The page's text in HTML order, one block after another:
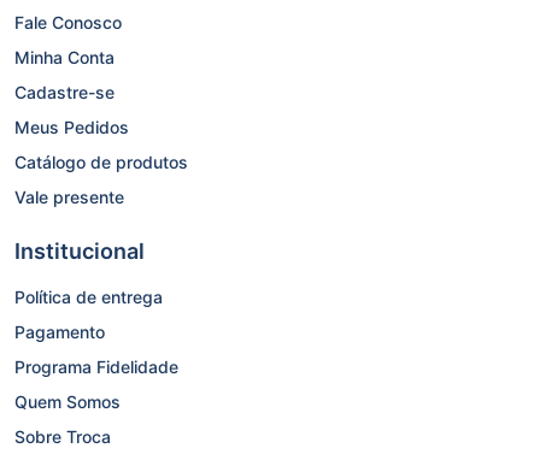
Fale Conosco
Minha Conta
Cadastre-se
Meus Pedidos
Catálogo de produtos
Vale presente
Institucional
Política de entrega
Pagamento
Programa Fidelidade
Quem Somos
Sobre Troca